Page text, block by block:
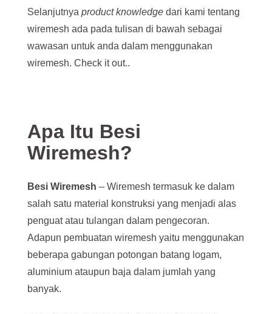
Selanjutnya product knowledge dari kami tentang
wiremesh ada pada tulisan di bawah sebagai
wawasan untuk anda dalam menggunakan
wiremesh. Check it out..
Apa Itu Besi
Wiremesh?
Besi Wiremesh – Wiremesh termasuk ke dalam
salah satu material konstruksi yang menjadi alas
penguat atau tulangan dalam pengecoran.
Adapun pembuatan wiremesh yaitu menggunakan
beberapa gabungan potongan batang logam,
aluminium ataupun baja dalam jumlah yang
banyak.